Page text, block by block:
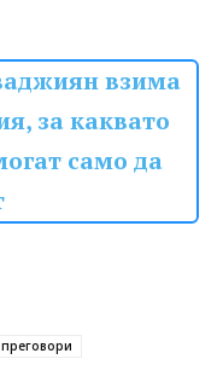
взима
за каквато
само да
преговори